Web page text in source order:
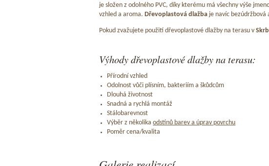
je složen z odolného PVC, díky kterému má všechny výše
vzhled a aroma. Dřevoplastová dlažba je navíc bezúdržbová
Pokud zvažujete použití dřevoplastové dlažby na terasu v
Výhody dřevoplastové dlažby na terasu:
Přírodní vzhled
Odolnost vůči plísním, bakteriím a škůdcům
Dlouhá životnost
Snadná a rychlá montáž
Stálobarevnost
Výběr z několikaodstínů barev a úprav povrchu
Poměr cena/kvalita